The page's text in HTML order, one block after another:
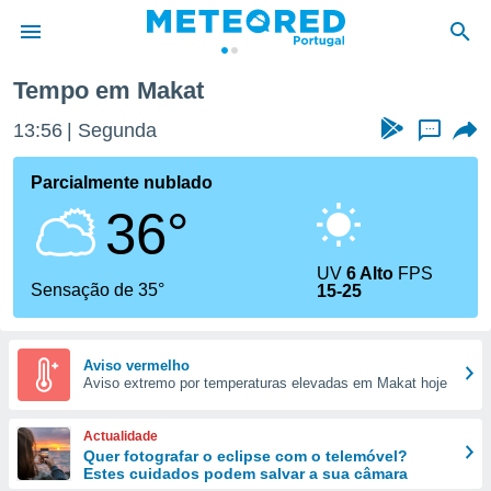
da
foi
fornecidas
a este
das
e
forma
digital
Tempo em Makat
13:56 Segunda ...
Parcialmente nublado
36°
Sensação de 35°
UV6 Alto FPS
15-25
Aviso vermelho
Aviso extremo por temperaturas elevadas em Makat hoje
Actualidade
Quer fotografar o eclipse com o telemóvel?
Estes cuidados podem salvar a sua câmara